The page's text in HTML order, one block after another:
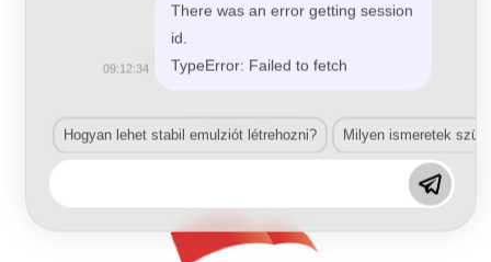
LS (29) 131 Tecnogrip Metal
Tovább olvasom
There was an error getting session
id.
TypeError: Failed to fetch
09:12:34
Hogyan lehet stabil emulziót létrehozni? Milyen ismeretek